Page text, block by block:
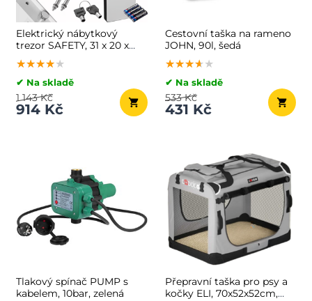
Elektrický nábytkový
trezor SAFETY, 31 x 20 x
20cm, stříbrná
★★★★★
★★★★★
★★★★★
✔ Na skladě
914 Kč
1 143 Kč
Cestovní taška na rameno
JOHN, 90l, šedá
★★★★★
★★★★★
★★★★★
✔ Na skladě
431 Kč
533 Kč
Tlakový spínač PUMP s
kabelem, 10bar, zelená
Přepravní taška pro psy a
kočky ELI, 70x52x52cm,